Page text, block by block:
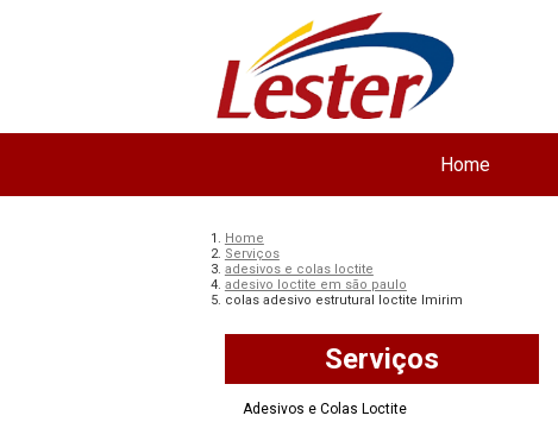
Home
Home
Serviços
adesivos e colas loctite
adesivo loctite em são paulo
colas adesivo estrutural loctite Imirim
Serviços
Adesivos e Colas Loctite